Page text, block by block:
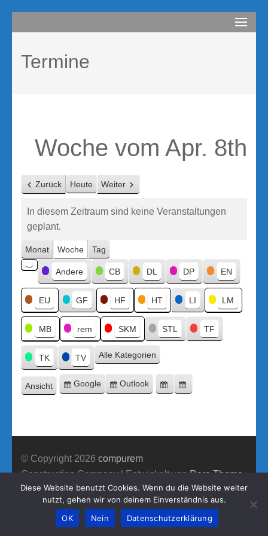
Inhalt
(Enter
drücken)
compurem
Termine
Woche vom Apr. 8th
Zurück Heute Weiter
In diesem Zeitraum sind keine Veranstaltungen
geplant.
Monat Woche Tag
Kategorien
Kategorie
ohne
Titel
Andere CB DL DP EN
EU GF HF HT LI LM
MB rem SKM STL TF
TK TV Alle Kategorien
Ansicht ausdrucken
Eintragen
Google
Eintragen
Outlook
Google-
© Copyright 2026 compurem
Construction Company | Entwickelt von Rara Theme
Präsentiert von WordPress.
Diese Website benutzt Cookies. Wenn du die Website weiter
nutzt, gehen wir von deinem Einverständnis aus.
OK
Nein Datenschutzerklärung